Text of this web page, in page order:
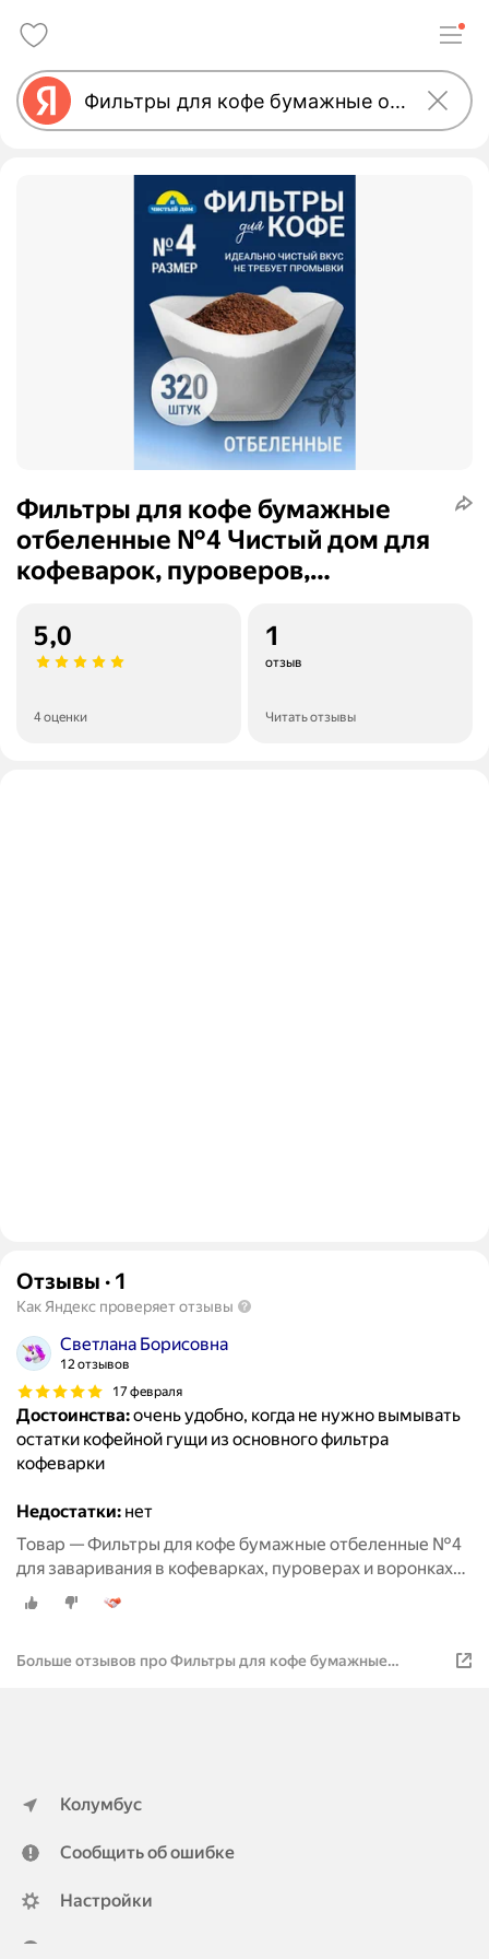
Фильтры для кофе бумажные
отбеленные №4 Чистый дом для
кофеварок, пуроверов,
5,0
4 оценки
1
отзыв
Читать отзывы
Отзывы · 1
Как Яндекс проверяет отзывы
Светлана Борисовна
12 отзывов
17 февраля
Достоинства:очень удобно, когда не нужно вымывать
остатки кофейной гущи из основного фильтра
кофеварки
Недостатки: нет
Товар — Фильтры для кофе бумажные отбеленные №4
для заваривания в кофеварках, пуроверах и воронках
трапециевидной формы, 320 шт.
Больше отзывов про Фильтры для кофе бумажные
Колумбус
Сообщить об ошибке
Настройки